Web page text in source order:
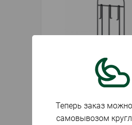
Набор Каминный
N100Ч
Теперь заказ
самовывозом